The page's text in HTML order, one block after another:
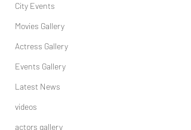
City Events
Movies Gallery
Actress Gallery
Events Gallery
Latest News
videos
actors gallery